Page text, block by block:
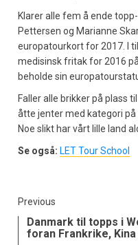
Klarer alle fem å ende
Pettersen og Marianne
europatourkort for 2017. I
medisinsk fritak for 2016
beholde sin
Faller alle brikker på plass
åtte jenter med kategori
Noe slikt har vårt lille land
Se også: LET Tour School
Previous
Danmark til topps i
foran Frankrike, Kina